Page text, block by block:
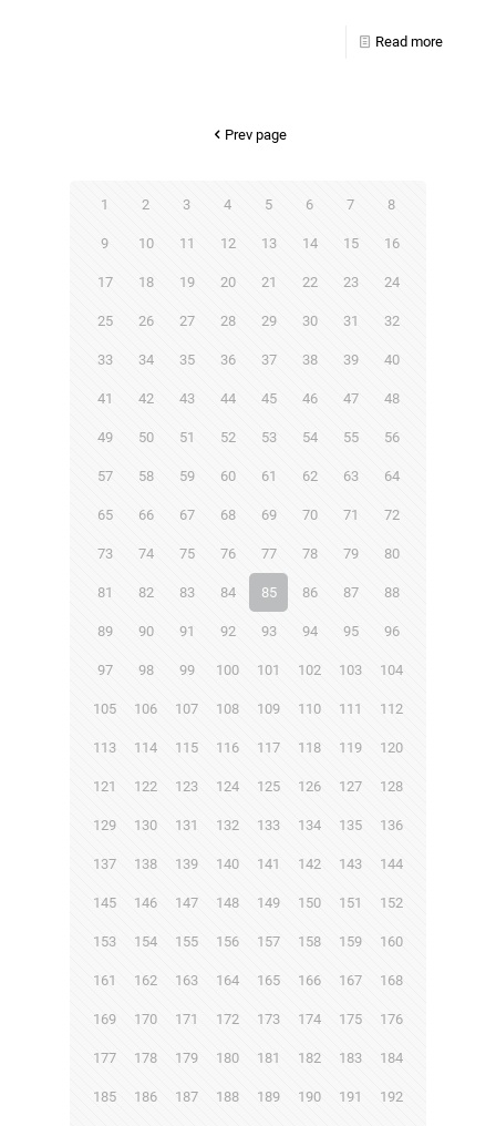
Read more
Prev page
1 2 3 4 5 6 7 8
9 10 11 12 13 14 15 16
17 18 19 20 21 22 23 24
25 26 27 28 29 30 31 32
33 34 35 36 37 38 39 40
41 42 43 44 45 46 47 48
49 50 51 52 53 54 55 56
57 58 59 60 61 62 63 64
65 66 67 68 69 70 71 72
73 74 75 76 77 78 79 80
81 82 83 84 85 86 87 88
89 90 91 92 93 94 95 96
97 98 99 100 101 102 103 104
105 106 107 108 109 110 111 112
113 114 115 116 117 118 119 120
121 122 123 124 125 126 127 128
129 130 131 132 133 134 135 136
137 138 139 140 141 142 143 144
145 146 147 148 149 150 151 152
153 154 155 156 157 158 159 160
161 162 163 164 165 166 167 168
169 170 171 172 173 174 175 176
177 178 179 180 181 182 183 184
185 186 187 188 189 190 191 192